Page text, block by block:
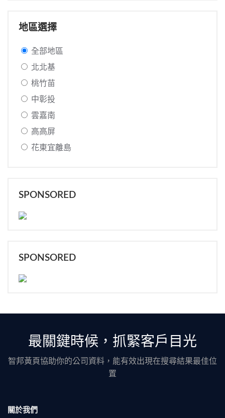
地區選擇
全部地區
北北基
桃竹苗
中彰投
雲嘉南
高高屏
花東宜離島
SPONSORED
SPONSORED
最關鍵時候，抓緊客戶目光
智邦黃頁協助你的公司資料，能有效出現在搜尋結果最佳位
置
關於我們